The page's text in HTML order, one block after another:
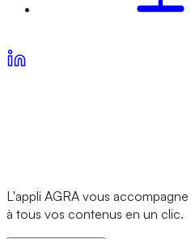
L'appli AGRA vous
à tous vos contenus en un clic.